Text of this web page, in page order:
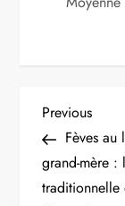
N
a
Previous
Post
Previous
Fèves
grand-mère :
traditionnelle